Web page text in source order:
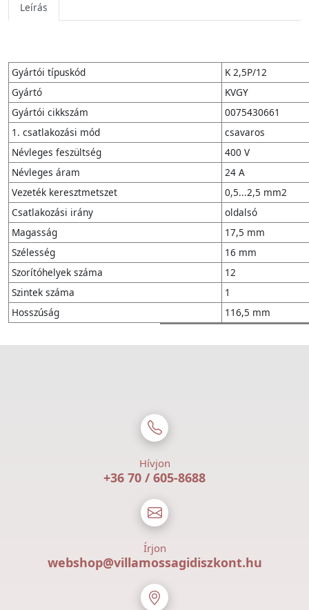
Leírás
Gyártói típuskód
K 2,5P/12
Gyártó
KVGY
Gyártói cikkszám
0075430661
1. csatlakozási mód
csavaros
Névleges feszültség
400 V
Névleges áram
24 A
Vezeték keresztmetszet
0,5...2,5 mm2
Csatlakozási irány
oldalsó
Magasság
17,5 mm
Szélesség
16 mm
Szorítóhelyek száma
12
Szintek száma
1
Hosszúság
116,5 mm
Hívjon
+36 70 / 605-8688
Írjon
webshop@villamossagidiszkont.hu